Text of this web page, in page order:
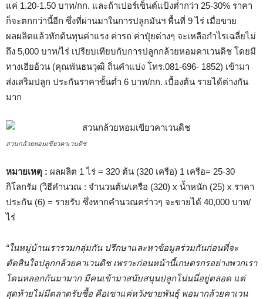
แค่ 1.20-1.50 บาท/กก. และถ้าเปอร์เซ็นต์แป้งต่ำกว่า 25-30% ราคา
ก็จะตกกว่านี้อีก ซึ่งที่ผ่านมาในการปลูกมันฯ พื้นที่ 9 ไร่ เมื่อขาย
ผลผลิตแล้วหักต้นทุนค่าแรง ค่ารถ ค่าปุ๋ยต่างๆ จะเหลือกำไรเฉลี่ยไม่
ถึง 5,000 บาท/ไร่ เปรียบเทียบกับการปลูกกล้วยหอมคาเวนดิช โดยมี
ทางเฮียอ้วน (คุณพันธนวุฒิ ถิ่นคำแบ่ง โทร.081-696- 1852) เข้ามา
ส่งเสริมปลูก ประกันราคาขั้นต่ำ 6 บาท/กก. เบื้องต้น รายได้ต่างกัน
มาก
สวนกล้วยหอมเขียวคาเวนดิช
หมายเหตุ : ผลผลิต 1 ไร่ = 320 ต้น (320 เครือ) 1 เครือ= 25-30
กิโลกรัม (วิธีคำนวณ : จำนวนต้น/เครือ (320) x น้ำหนัก (25) x ราคา
ประกัน (6) = รายรับ ซึ่งหากคำนวณคร่าวๆ จะขายได้ 40,000 บาท/
ไร่
“ในหมู่บ้านเรารวมกลุ่มกัน ปรึกษาและหาข้อมูลร่วมกันก่อนที่จะ
ตัดสินใจปลูกกล้วยคาเวนดิช เพราะก่อนหน้านี้เกษตรกรอย่างพวกเรา
โดนหลอกกันมามาก มีคนเข้ามาสนับสนุนปลูกโน่นนี่อยู่ตลอด แต่
สุดท้ายไม่มีตลาดรับซื้อ คือเขาแค่หวังขายพันธุ์ พอมากล้วยคาเวน